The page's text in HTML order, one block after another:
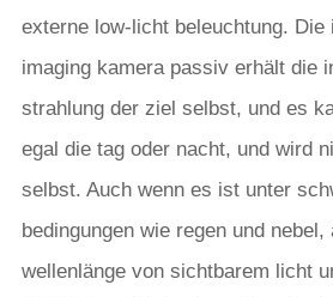
externe low-licht beleuchtung.
imaging kamera passiv erhält die
strahlung der ziel selbst, und es
egal die tag oder nacht, und wird
selbst. Auch wenn es ist unter
bedingungen wie regen und
wellenlänge von sichtbarem licht